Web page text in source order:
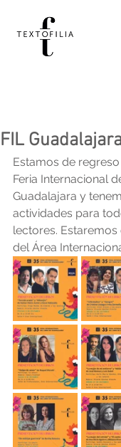
FIL
Estamos de
Feria Internacional
Guadalajara y
actividades para
lectores. Estaremos
del Área